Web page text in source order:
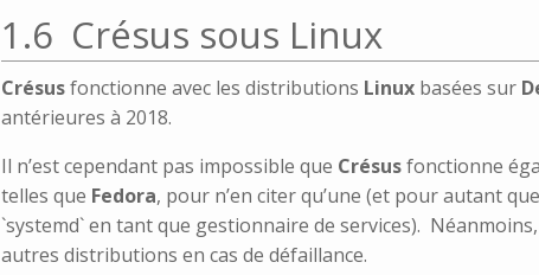
1.6 Crésus sous Linux
Crésusfonctionne avec les distributions Linux basées sur
antérieures à 2018.
Il n’est cependant pas impossible que Crésusfonctionne
telles que Fedora, pour n’en citer qu’une (et pour autant
`systemd` en tant que gestionnaire de services).
autres distributions en cas de défaillance.